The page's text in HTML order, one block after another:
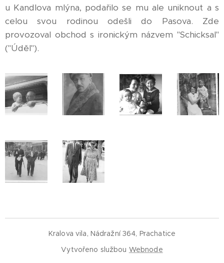
u Kandlova mlýna, podařilo se mu ale uniknout a s
celou svou rodinou odešli do Pasova. Zde
provozoval obchod s ironickým názvem "Schicksal"
("Úděl").
Kralova vila, Nádražní 364, Prachatice
Vytvořeno službou Webnode